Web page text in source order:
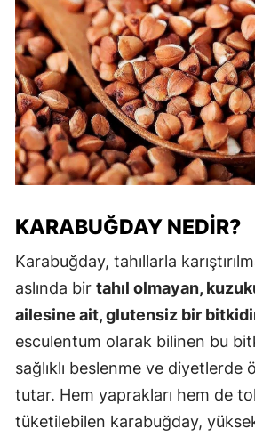
KARABUĞDAY NEDIR?
Karabuğday, tahıllarla
aslında bir tahıl olmayan,
ailesine ait, glutensiz bir
esculentum olarak bilinen bu
sağlıklı beslenme ve diyetlerde
tutar. Hem yaprakları hem de
tüketilebilen karabuğday,